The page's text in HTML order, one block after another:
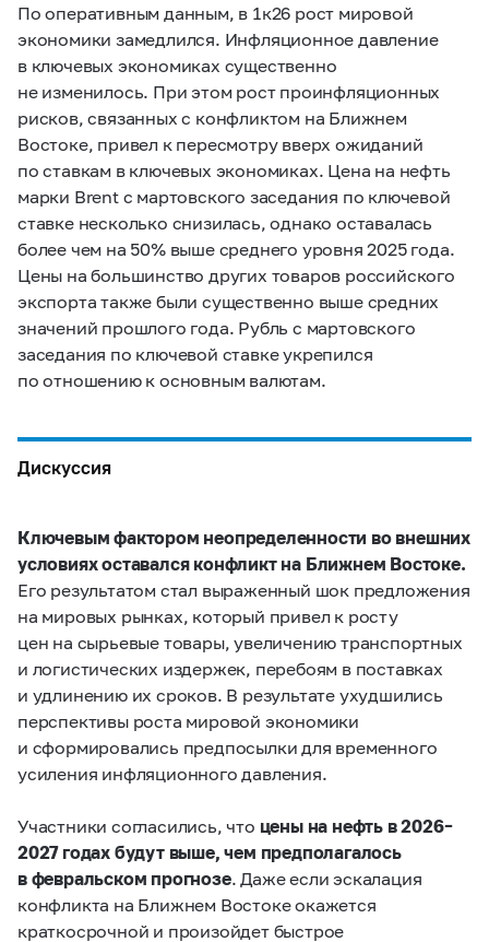
По оперативным данным, в 1к26 рост мировой
экономики замедлился. Инфляционное давление
в ключевых экономиках существенно
не изменилось. При этом рост проинфляционных
рисков, связанных с конфликтом на Ближнем
Востоке, привел к пересмотру вверх ожиданий
по ставкам в ключевых экономиках. Цена на нефть
марки Brent с мартовского заседания по ключевой
ставке несколько снизилась, однако оставалась
более чем на 50% выше среднего уровня 2025 года.
Цены на большинство других товаров российского
экспорта также были существенно выше средних
значений прошлого года. Рубль с мартовского
заседания по ключевой ставке укрепился
по отношению к основным валютам.
Дискуссия
Ключевым фактором неопределенности во внешних
условиях оставался конфликт на Ближнем Востоке.
Его результатом стал выраженный шок предложения
на мировых рынках, который привел к росту
цен на сырьевые товары, увеличению транспортных
и логистических издержек, перебоям в поставках
и удлинению их сроков. В результате ухудшились
перспективы роста мировой экономики
и сформировались предпосылки для временного
усиления инфляционного давления.
Участники согласились, что цены на нефть в 2026 –
2027 годах будут выше, чем предполагалось
в февральском прогнозе. Даже если эскалация
конфликта на Ближнем Востоке окажется
краткосрочной и произойдет быстрое